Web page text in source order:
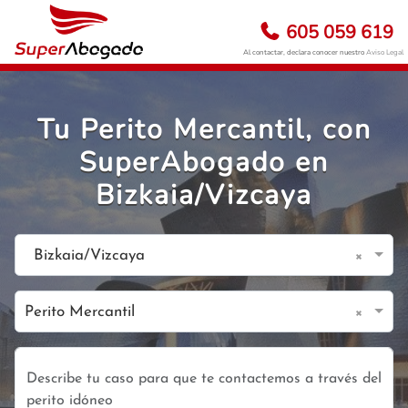
605 059 619
Al contactar, declara conocer nuestroAviso Legal
Tu Perito Mercantil, con
SuperAbogado en
Bizkaia/Vizcaya
Bizkaia/Vizcaya ×
Perito Mercantil ×